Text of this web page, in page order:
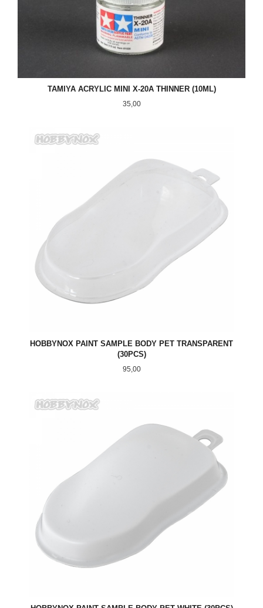
TAMIYA ACRYLIC MINI X-20A THINNER (10ML)
Pris
35,00
HOBBYNOX PAINT SAMPLE BODY PET TRANSPARENT
(30PCS)
Pris
95,00